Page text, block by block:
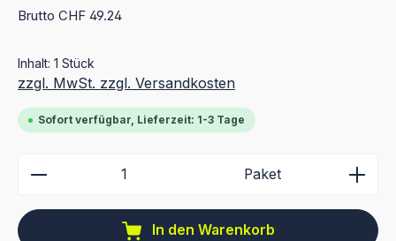
Brutto CHF 49.24
Inhalt: 1 Stück
zzgl. MwSt. zzgl. Versandkosten
Sofort verfügbar, Lieferzeit: 1-3 Tage
Produkt Anzahl: Gib den gewünschten Wert ein
Paket
In den Warenkorb